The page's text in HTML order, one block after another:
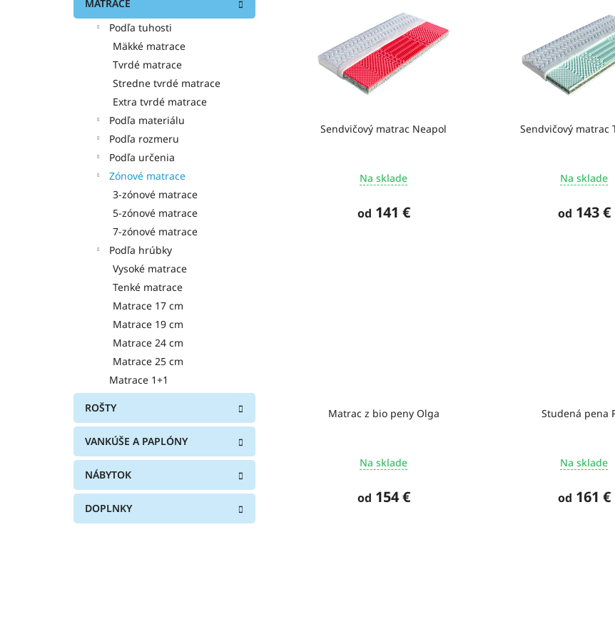
MATRACE
Podľa tuhosti
Mäkké matrace
Tvrdé matrace
Stredne tvrdé matrace
Extra tvrdé matrace
Podľa materiálu
Podľa rozmeru
Podľa určenia
Zónové matrace
3-zónové matrace
5-zónové matrace
7-zónové matrace
Podľa hrúbky
Vysoké matrace
Tenké matrace
Matrace 17 cm
Matrace 19 cm
Matrace 24 cm
Matrace 25 cm
Matrace 1+1
ROŠTY
VANKÚŠE A PAPLÓNY
NÁBYTOK
DOPLNKY
Sendvičový matrac Neapol
Na sklade
od 141 €
Sendvičový matrac
Na sklade
od 143 €
Matrac z bio peny Olga
Na sklade
od 154 €
Studená pena
Na sklade
od 161 €